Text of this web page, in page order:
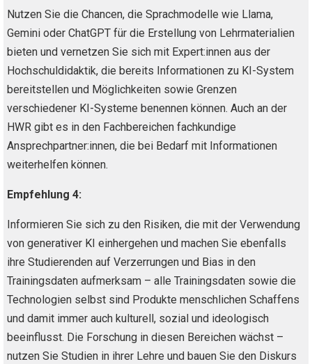
Nutzen Sie die Chancen, die Sprachmodelle wie Llama,
Gemini oder ChatGPT für die Erstellung von Lehrmaterialien
bieten und vernetzen Sie sich mit Expert:innen aus der
Hochschuldidaktik, die bereits Informationen zu KI-System
bereitstellen und Möglichkeiten sowie Grenzen
verschiedener KI-Systeme benennen können. Auch an der
HWR gibt es in den Fachbereichen fachkundige
Ansprechpartner:innen, die bei Bedarf mit Informationen
weiterhelfen können.
Empfehlung 4:
Informieren Sie sich zu den Risiken, die mit der Verwendung
von generativer KI einhergehen und machen Sie ebenfalls
ihre Studierenden auf Verzerrungen und Bias in den
Trainingsdaten aufmerksam – alle Trainingsdaten sowie die
Technologien selbst sind Produkte menschlichen Schaffens
und damit immer auch kulturell, sozial und ideologisch
beeinflusst. Die Forschung in diesen Bereichen wächst –
nutzen Sie Studien in ihrer Lehre und bauen Sie den Diskurs